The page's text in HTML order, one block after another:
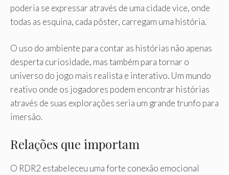
poderia se expressar através de uma cidade vice, onde
todas as esquina, cada pôster, carregam uma história.
O uso do ambiente para contar as histórias não apenas
desperta curiosidade, mas também para tornar o
universo do jogo mais realista e interativo. Um mundo
reativo onde os jogadores podem encontrar histórias
através de suas explorações seria um grande trunfo para
imersão.
Relações que importam
O RDR2 estabeleceu uma forte conexão emocional